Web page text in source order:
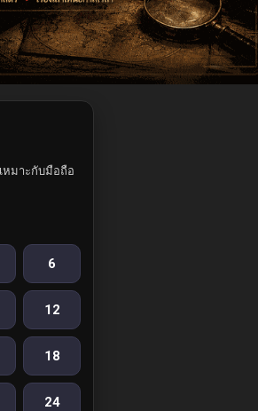
หมาะกับมือถือ
6
12
18
24